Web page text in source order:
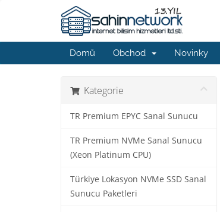
Domů Obchod Novinky
Kategorie
TR Premium EPYC Sanal Sunucu
TR Premium NVMe Sanal Sunucu
(Xeon Platinum CPU)
Türkiye Lokasyon NVMe SSD Sanal
Sunucu Paketleri